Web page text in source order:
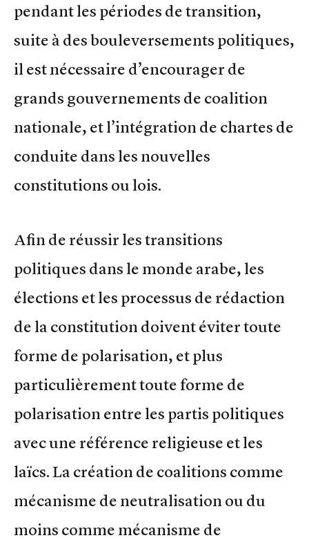
pendant les périodes de transition,
suite à des bouleversements politiques,
il est nécessaire d’encourager de
grands gouvernements de coalition
nationale, et l’intégration de chartes de
conduite dans les nouvelles
constitutions ou lois.
Afin de réussir les transitions
politiques dans le monde arabe, les
élections et les processus de rédaction
de la constitution doivent éviter toute
forme de polarisation, et plus
particulièrement toute forme de
polarisation entre les partis politiques
avec une référence religieuse et les
laïcs. La création de coalitions comme
mécanisme de neutralisation ou du
moins comme mécanisme de